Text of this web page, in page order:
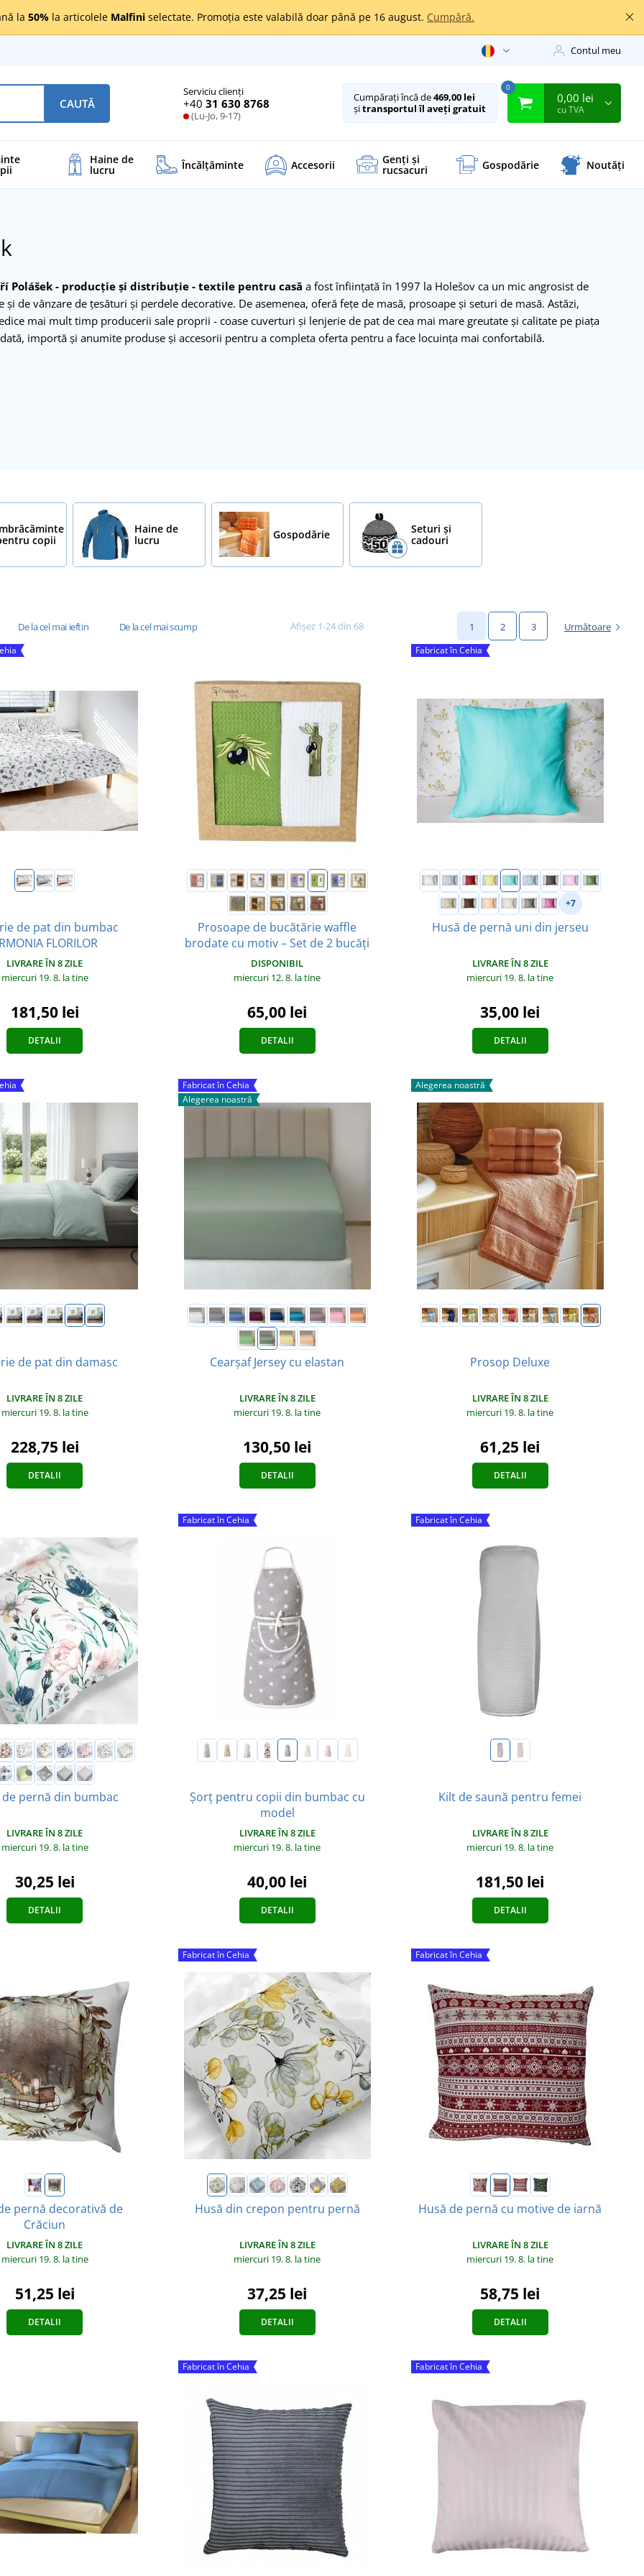
la 50% la articolele Malfini selectate. Promoția este valabilă doar până pe 16 august. Cumpără.
Contul meu
Serviciu clienți
+40 31 630 8768
(Lu-Jo, 9-17)
CAUTĂ Cumpărați încă de469,00 lei
șitransportul îl aveți gratuit
0
0,00 lei
cu TVA
Haine de
lucru Încălţăminte Accesorii Genți și
rucsacuri Gospodărie Noutăți
Polášek - producție și distribuție - textile pentru casă a fost înființată în 1997 la Holešov ca un mic angrosist de
și de vânzare de țesături și perdele decorative. De asemenea, oferă fețe de masă, prosoape și seturi de masă. Astăzi,
mai mult timp producerii sale proprii - coase cuverturi și lenjerie de pat de cea mai mare greutate și calitate pe piața
importă și anumite produse și accesorii pentru a completa oferta pentru a face locuința mai confortabilă.
copii
Haine de
lucru
Gospodărie
Seturi și
cadouri
De la cel mai ieftin De la cel mai scump Afișez 1-24 din 68 1 2 3 Următoare
de pat din bumbac
FLORILOR
LIVRARE ÎN 8 ZILE
miercuri 19. 8. la tine
181,50 lei
DETALII
Prosoape de bucătărie waffle
brodate cu motiv – Set de 2 bucăți
DISPONIBIL
miercuri 12. 8. la tine
65,00 lei
DETALII
Fabricat în Cehia
+7
Husă de pernă uni din jerseu
LIVRARE ÎN 8 ZILE
miercuri 19. 8. la tine
35,00 lei
DETALII
de pat din damasc
LIVRARE ÎN 8 ZILE
miercuri 19. 8. la tine
228,75 lei
DETALII
Fabricat în Cehia
Alegerea noastră
Cearșaf Jersey cu elastan
LIVRARE ÎN 8 ZILE
miercuri 19. 8. la tine
130,50 lei
DETALII
Alegerea noastră
Prosop Deluxe
LIVRARE ÎN 8 ZILE
miercuri 19. 8. la tine
61,25 lei
DETALII
pernă din bumbac
LIVRARE ÎN 8 ZILE
miercuri 19. 8. la tine
30,25 lei
DETALII
Fabricat în Cehia
Șorț pentru copii din bumbac cu
model
LIVRARE ÎN 8 ZILE
miercuri 19. 8. la tine
40,00 lei
DETALII
Fabricat în Cehia
Kilt de saună pentru femei
LIVRARE ÎN 8 ZILE
miercuri 19. 8. la tine
181,50 lei
DETALII
pernă decorativă de
Crăciun
LIVRARE ÎN 8 ZILE
miercuri 19. 8. la tine
51,25 lei
DETALII
Fabricat în Cehia
Husă din crepon pentru pernă
LIVRARE ÎN 8 ZILE
miercuri 19. 8. la tine
37,25 lei
DETALII
Fabricat în Cehia
Husă de pernă cu motive de iarnă
LIVRARE ÎN 8 ZILE
miercuri 19. 8. la tine
58,75 lei
DETALII
Fabricat în Cehia Fabricat în Cehia